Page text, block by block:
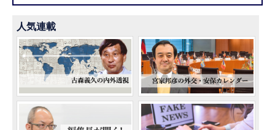
人気連載